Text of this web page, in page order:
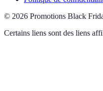
© 2026 Promotions Black
Certains liens sont des liens